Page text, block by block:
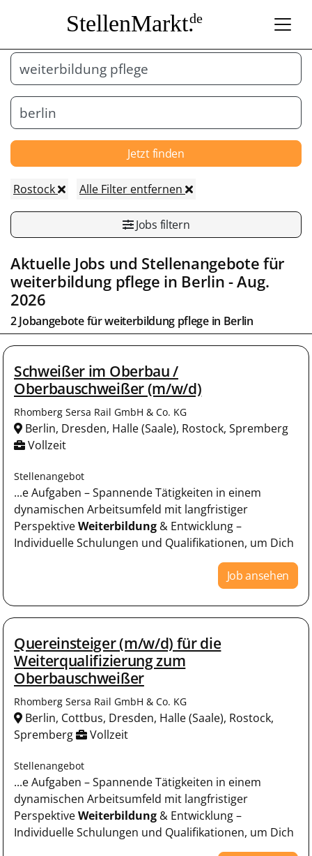
StellenMarkt.de
Jetzt finden
Rostock Alle Filter entfernen
Jobs filtern
Aktuelle Jobs und Stellenangebote für
weiterbildung pflege in Berlin- Aug.
2026
2 Jobangebote für weiterbildung pflege in Berlin
Schweißer im Oberbau /
Oberbauschweißer (m/w/d)
Rhomberg Sersa Rail GmbH & Co. KG
Berlin, Dresden, Halle (Saale), Rostock, Spremberg
Vollzeit
Stellenangebot
...e Aufgaben – Spannende Tätigkeiten in einem
dynamischen Arbeitsumfeld mit langfristiger
PerspektiveWeiterbildung & Entwicklung –
Individuelle Schulungen und Qualifikationen, um Dich
Job ansehen
Quereinsteiger (m/w/d) für die
Weiterqualifizierung zum
Oberbauschweißer
Rhomberg Sersa Rail GmbH & Co. KG
Berlin, Cottbus, Dresden, Halle (Saale), Rostock,
Spremberg
Vollzeit
Stellenangebot
...e Aufgaben – Spannende Tätigkeiten in einem
dynamischen Arbeitsumfeld mit langfristiger
PerspektiveWeiterbildung & Entwicklung –
Individuelle Schulungen und Qualifikationen, um Dich